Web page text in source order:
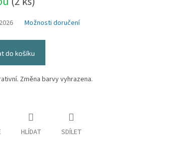
Možnosti doručení
do košíku
Změna barvy vyhrazena.
HLÍDAT SDÍLET